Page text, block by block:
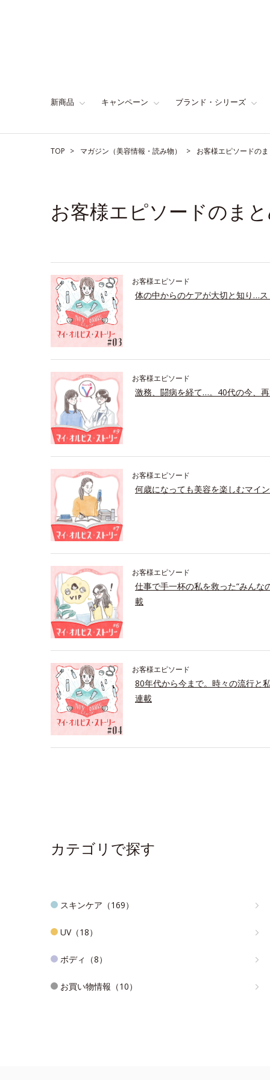
新商品 キャンペーン ブランド・シリーズ
TOP マガジン（美容情報・読み物） お客様エピソードの
お客様エピソードのま
お客様エピソード
体の中からのケアが大切と知り…
お客様エピソード
激務、闘病を経て…。40代の今、
お客様エピソード
何歳になっても美容を楽しむマイ
お客様エピソード
仕事で手一杯の私を救った“みんな
載
お客様エピソード
80年代から今まで。時々の流行と
連載
カテゴリで探す
スキンケア（169）
UV（18）
ボディ（8）
お買い物情報（10）